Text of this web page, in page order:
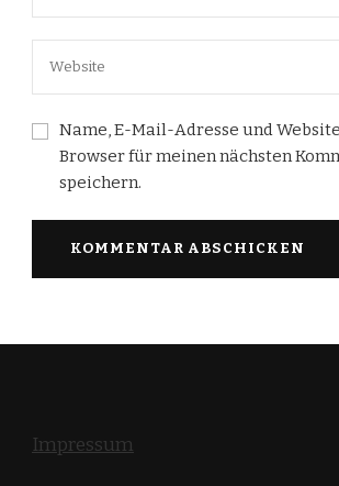
Name, E-Mail-Adresse und
Browser für meinen nächsten
speichern.
Impressum